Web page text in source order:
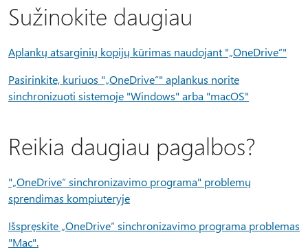
Sužinokite daugiau
Aplankų atsarginių kopijų kūrimas naudojant "„OneDrive“"
Pasirinkite, kuriuos "„OneDrive“" aplankus norite
sinchronizuoti sistemoje "Windows" arba "macOS"
Reikia daugiau pagalbos?
"„OneDrive“ sinchronizavimo programa" problemų
sprendimas kompiuteryje
Išspręskite „OneDrive“ sinchronizavimo programa problemas
"Mac".